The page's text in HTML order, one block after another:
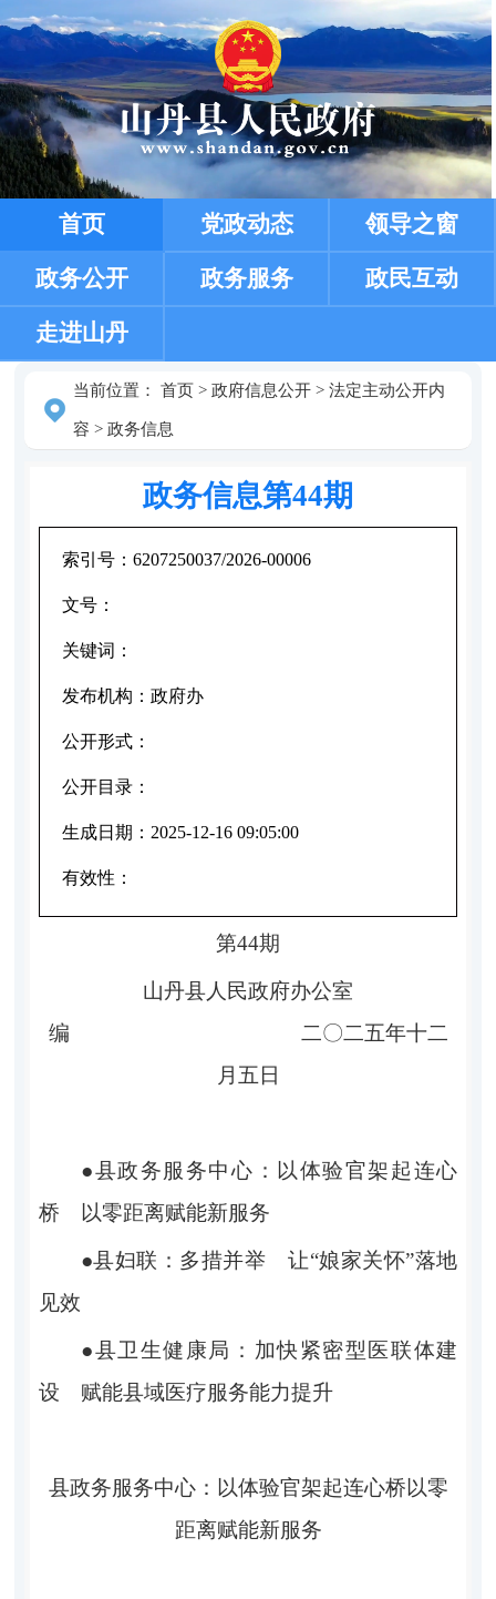
首页 党政动态 领导之窗
政务公开 政务服务 政民互动
走进山丹
当前位置： 首页> 政府信息公开> 法定主动公开内
容 > 政务信息
政务信息第44期
索引号： 6207250037/2026-00006
文号：
关键词：
发布机构： 政府办
公开形式：
公开目录：
生成日期： 2025-12-16 09:05:00
有效性：
第44期
山丹县人民政府办公室
编
二〇二五年十二
月五日
●县政务服务中心：以体验官架起连心
桥
以零距离赋能新服务
●县妇联：多措并举 让“娘家关怀”落地
见效
●县卫生健康局：加快紧密型医联体建
设
赋能县域医疗服务能力提升
县政务服务中心：以体验官架起连心桥以零
距离赋能新服务